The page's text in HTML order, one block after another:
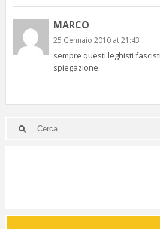
MARCO
25 Gennaio 2010 at 21:43
sempre questi leghisti
spiegazione